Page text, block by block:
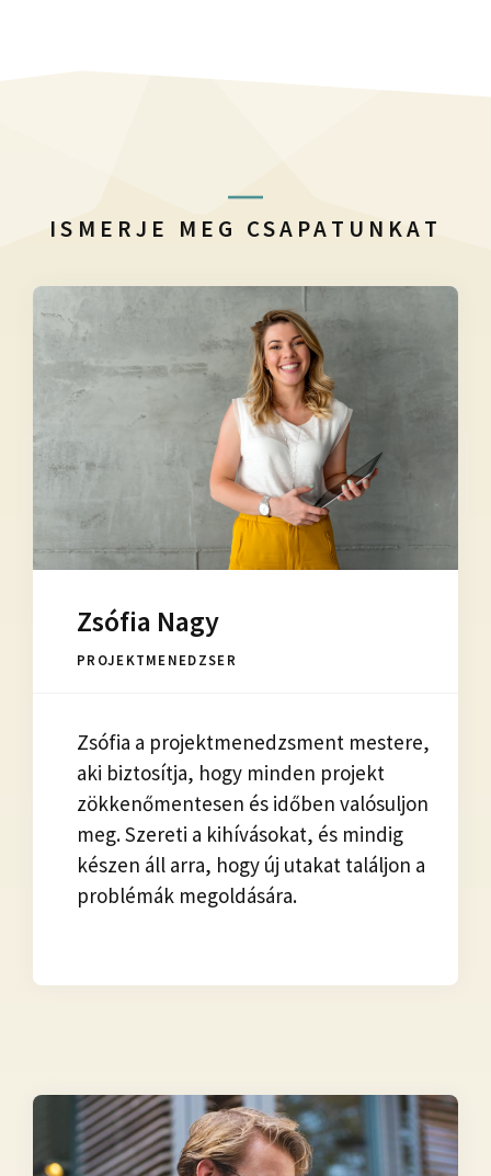
ISMERJE MEG CSAPATUNKAT
Zsófia Nagy
PROJEKTMENEDZSER
Zsófia a projektmenedzsment mestere,
aki biztosítja, hogy minden projekt
zökkenőmentesen és időben valósuljon
meg. Szereti a kihívásokat, és mindig
készen áll arra, hogy új utakat találjon a
problémák megoldására.